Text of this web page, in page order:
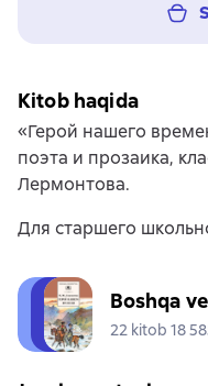
Kitob haqida
«Герой нашего
поэта и прозаика,
Лермонтова.
Для старшего
Boshqa
22 kitob 18